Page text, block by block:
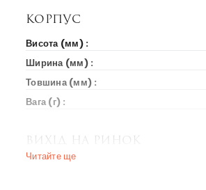
Корпус
Висота (мм) :
Ширина (мм) :
Товшина (мм) :
Вага (г) :
Вихід на ринок
Рік випуску :
Читайте ще